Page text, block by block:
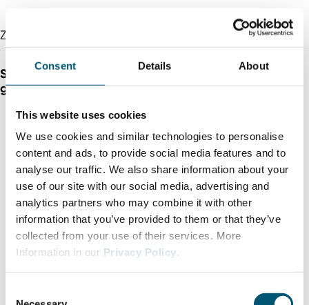
Consent Details About
This website uses cookies
We use cookies and similar technologies to personalise
content and ads, to provide social media features and to
analyse our traffic. We also share information about your
use of our site with our social media, advertising and
analytics partners who may combine it with other
information that you’ve provided to them or that they’ve
collected from your use of their services. More
Information in our Privacy Policy.
Zuletzt aktualisiert am: 18.02.2026
Sprechen Sie uns
gerne an!